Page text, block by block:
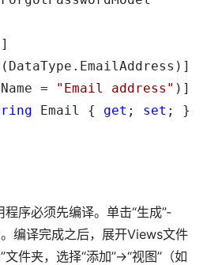
=
" Email address " )]
Email { get ; set ; }
序必须先编译。单击“生成”-
编译完成之后，展开Views文件
件夹，选择“添加”->“视图”（如